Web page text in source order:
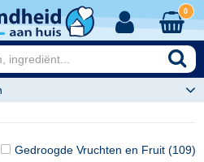
0
Gedroogde Vruchten en Fruit (109)